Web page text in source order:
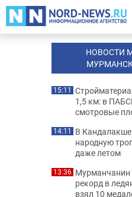
НОВОСТИ
15:11
1,5 км: в
смотровые
14:11 В
народную
даже летом
13:36 Мурманчанин
рекорд в
взял 10